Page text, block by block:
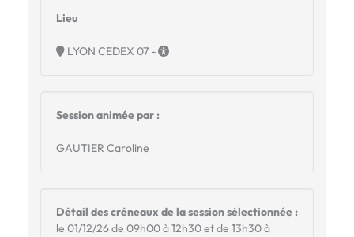
Lieu
LYON CEDEX 07 -
Session animée par :
GAUTIER Caroline
Détail des créneaux de la session sélectionnée :
le 01/12/26 de 09h00 à 12h30 et de 13h30 à